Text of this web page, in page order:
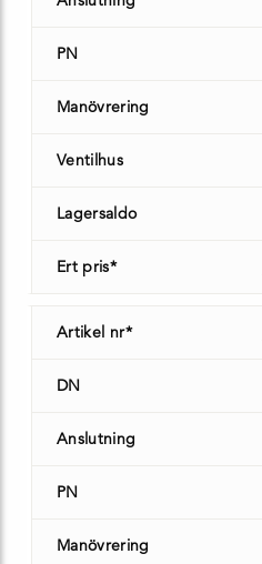
PN
Manövrering
Ventilhus
Lagersaldo
Ert pris*
Artikel nr*
DN
Anslutning
PN
Manövrering